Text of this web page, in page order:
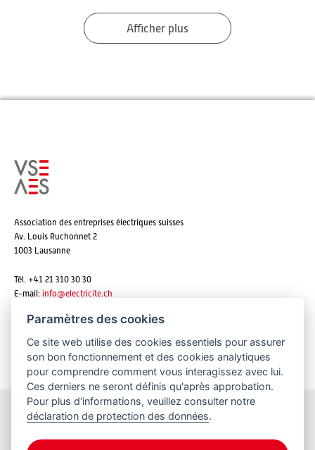
Afficher plus
Association des entreprises électriques suisses
Av. Louis Ruchonnet 2
1003 Lausanne
Tél. +41 21 310 30 30
E-mail: info@electricite.ch
S'abonner aux newsletters
Restez informés
Paramètres des cookies
Ce site web utilise des cookies essentiels pour assurer
son bon fonctionnement et des cookies analytiques
pour comprendre comment vous interagissez avec lui.
Ces derniers ne seront définis qu'après approbation.
Pour plus d'informations, veuillez consulter notre
déclaration de protection des données.